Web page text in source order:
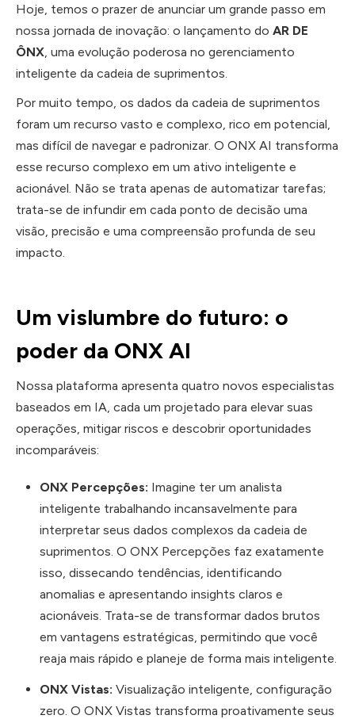
Hoje, temos o prazer de anunciar um grande passo em
nossa jornada de inovação: o lançamento do AR DE
ÔNX, uma evolução poderosa no gerenciamento
inteligente da cadeia de suprimentos.
Por muito tempo, os dados da cadeia de suprimentos
foram um recurso vasto e complexo, rico em potencial,
mas difícil de navegar e padronizar. O ONX AI transforma
esse recurso complexo em um ativo inteligente e
acionável. Não se trata apenas de automatizar tarefas;
trata-se de infundir em cada ponto de decisão uma
visão, precisão e uma compreensão profunda de seu
impacto.
Um vislumbre do futuro: o
poder da ONX AI
Nossa plataforma apresenta quatro novos especialistas
baseados em IA, cada um projetado para elevar suas
operações, mitigar riscos e descobrir oportunidades
incomparáveis:
ONX Percepções: Imagine ter um analista
inteligente trabalhando incansavelmente para
interpretar seus dados complexos da cadeia de
suprimentos. O ONX Percepções faz exatamente
isso, dissecando tendências, identificando
anomalias e apresentando insights claros e
acionáveis. Trata-se de transformar dados brutos
em vantagens estratégicas, permitindo que você
reaja mais rápido e planeje de forma mais inteligente.
ONX Vistas: Visualização inteligente, configuração
zero. O ONX Vistas transforma proativamente seus